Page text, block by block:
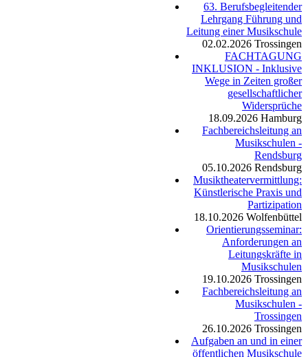
63. Berufsbegleitender
Lehrgang Führung und
Leitung einer Musikschule
02.02.2026 Trossingen
FACHTAGUNG
INKLUSION - Inklusive
Wege in Zeiten großer
gesellschaftlicher
Widersprüche
18.09.2026 Hamburg
Fachbereichsleitung an
Musikschulen -
Rendsburg
05.10.2026 Rendsburg
Musiktheatervermittlung:
Künstlerische Praxis und
Partizipation
18.10.2026 Wolfenbüttel
Orientierungsseminar:
Anforderungen an
Leitungskräfte in
Musikschulen
19.10.2026 Trossingen
Fachbereichsleitung an
Musikschulen -
Trossingen
26.10.2026 Trossingen
Aufgaben an und in einer
öffentlichen Musikschule